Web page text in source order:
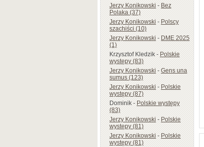
Jerzy Konikowski-Bez
Polaka (37)
Jerzy Konikowski-Polscy
szachiści (10)
Jerzy Konikowski-DME 2025
(1)
Krzysztof Kledzik-Polskie
występy (83)
Jerzy Konikowski-Gens una
sumus (123)
Jerzy Konikowski-Polskie
występy (87)
Dominik-Polskie występy
(83)
Jerzy Konikowski-Polskie
występy (81)
Jerzy Konikowski-Polskie
występy (81)